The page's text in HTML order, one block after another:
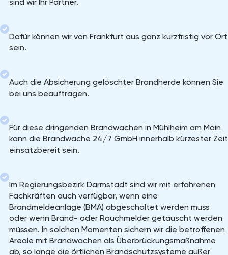
Dafür können wir von Frankfurt aus ganz kurzfristig vor Ort
sein.
Auch die Absicherung gelöschter Brandherde können Sie
bei uns beauftragen.
Für diese dringenden Brandwachen in Mühlheim am Main
kann die Brandwache 24/7 GmbH innerhalb kürzester Zeit
einsatzbereit sein.
Im Regierungsbezirk Darmstadt sind wir mit erfahrenen
Fachkräften auch verfügbar, wenn eine
Brandmeldeanlage (BMA) abgeschaltet werden muss
oder wenn Brand- oder Rauchmelder getauscht werden
müssen. In solchen Momenten sichern wir die betroffenen
Areale mit Brandwachen als Überbrückungsmaßnahme
ab, so lange die örtlichen Brandschutzsysteme außer